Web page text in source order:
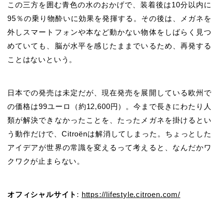
この三方を囲む青色の水のおかげで、装着後は10分以内に
95％の乗り物酔いに効果を発揮する。 その後は、メガネを
外しスマートフォンや本など動かない物体をしばらく見つ
めていても、脳が水平を感じたままでいるため、 再発する
ことはないという。
日本での発売は未定だが、現在発売を展開している欧州で
の価格は99ユーロ（約12,600円）。今まで長きにわたり人
類が解決できなかったことを、たったメガネを掛けるとい
う動作だけで、Citroënは解消してしまった。ちょっとした
アイデアが世界の常識を変えるって考えると、なんだかワ
クワクが止まらない。
オフィシャルサイト : https://lifestyle.citroen.com/